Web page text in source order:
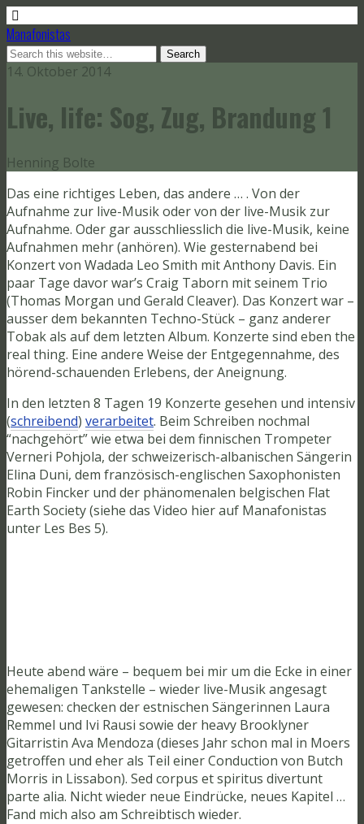
Manafonistas
14. Oktober 2014
Live, life: Sog, Zug, Brandung 1
Henning Bolte
Das eine richtiges Leben, das andere … . Von der
Aufnahme zur live-Musik oder von der live-Musik zur
Aufnahme. Oder gar ausschliesslich die live-Musik, keine
Aufnahmen mehr (anhören). Wie gesternabend bei
Konzert von Wadada Leo Smith mit Anthony Davis. Ein
paar Tage davor war’s Craig Taborn mit seinem Trio
(Thomas Morgan und Gerald Cleaver). Das Konzert war –
ausser dem bekannten Techno-Stück – ganz anderer
Tobak als auf dem letzten Album. Konzerte sind eben the
real thing. Eine andere Weise der Entgegennahme, des
hörend-schauenden Erlebens, der Aneignung.
In den letzten 8 Tagen 19 Konzerte gesehen und intensiv
(schreibend) verarbeitet. Beim Schreiben nochmal
“nachgehört” wie etwa bei dem finnischen Trompeter
Verneri Pohjola, der schweizerisch-albanischen Sängerin
Elina Duni, dem französisch-englischen Saxophonisten
Robin Fincker und der phänomenalen belgischen Flat
Earth Society (siehe das Video hier auf Manafonistas
unter Les Bes 5).
Heute abend wäre – bequem bei mir um die Ecke in einer
ehemaligen Tankstelle – wieder live-Musik angesagt
gewesen: checken der estnischen Sängerinnen Laura
Remmel und Ivi Rausi sowie der heavy Brooklyner
Gitarristin Ava Mendoza (dieses Jahr schon mal in Moers
getroffen und eher als Teil einer Conduction von Butch
Morris in Lissabon). Sed corpus et spiritus divertunt
parte alia. Nicht wieder neue Eindrücke, neues Kapitel …
Fand mich also am Schreibtisch wieder.